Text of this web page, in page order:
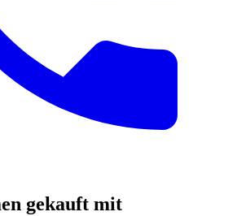
gekauft mit